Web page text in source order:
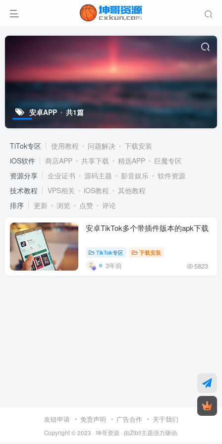
安卓APP 共1篇
TiTok专区 使用教程 问题解决
下载安装
iOS软件
商店APP 共享下载 精选APP
巨魔专区
资源分享
企业证书 源码主题 影音娱乐
软件资源
技术教程
VPS相关 iOS教程
其他教程
排序
更新 浏览 点赞 评论
安卓TikTok多个带插件版本的apk下载
TikTok专区 下载安装
3年前 5823
友链申请 免责声明 广告合作 关于我们
Copyright © 2023 · 坤哥资源 · 由Zibll主题强力驱动.